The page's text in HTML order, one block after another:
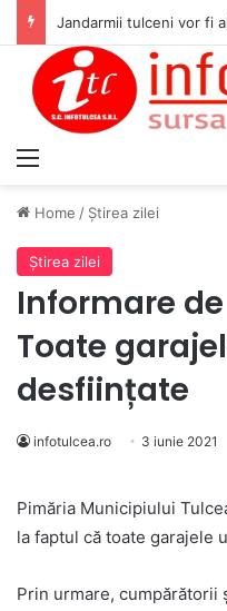
Home / Ştirea zilei
Ştirea zilei
Informare
Toate
desființate
infotulcea.ro 3 iunie 2021
Pimăria Municipiului
la faptul că toate garajele
Prin urmare,